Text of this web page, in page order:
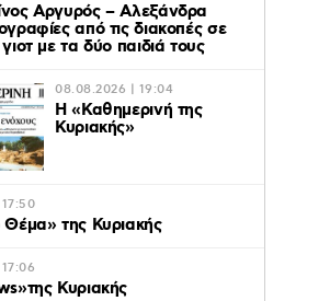
Αργυρός – Αλεξάνδρα
από τις διακοπές σε
με τα δύο παιδιά τους
08.08.2026 | 19:04
H «Καθημερινή της
Κυριακής»
της Κυριακής
Κυριακής